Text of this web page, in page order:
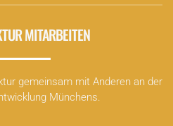
MITARBEITEN
gemeinsam mit Anderen an der
Münchens.